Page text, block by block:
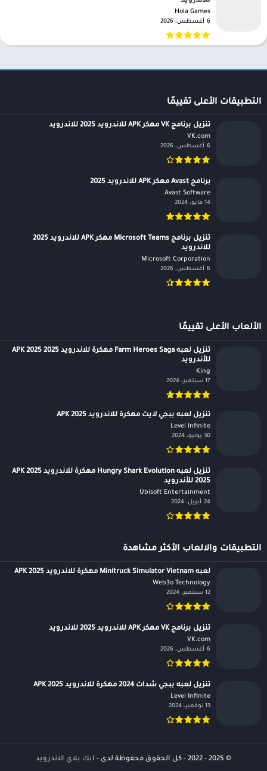
Hola Games‏
6 أغسطس، 2026
التطبيقات الأعلى تقييمًا
تنزيل برنامج VK مهكر APK للاندرويد 2025 للاندرويد
VK.com‏
6 أغسطس، 2026
برنامج Avast مهكر APK للاندرويد 2025
Avast Software‏
14 مايو، 2024
تنزيل برنامج Microsoft Teams مهكر APK للاندرويد 2025
للاندرويد
Microsoft Corporation‏
6 أغسطس، 2026
الألعاب الأعلى تقييمًا
تنزيل لعبه Farm Heroes Saga مهكرة للاندرويد APK 2025 2025
للأندرويد
King‏
17 سبتمبر، 2024
تنزيل لعبه ببجي لايت مهكرة للاندرويد APK 2025
Level Infinite‏
30 يونيو، 2024
تنزيل لعبه Hungry Shark Evolution مهكرة للاندرويد APK 2025
2025 للأندرويد
Ubisoft Entertainment‏
24 أبريل، 2024
التطبيقات والالعاب الأكثر مشاهدة
لعبه Minitruck Simulator Vietnam مهكرة للاندرويد APK 2025
Web3o Technology‏
12 سبتمبر، 2024
تنزيل برنامج VK مهكر APK للاندرويد 2025 للاندرويد
VK.com‏
6 أغسطس، 2026
تنزيل لعبه ببجي شدات 2024 مهكرة للاندرويد APK 2025
Level Infinite‏
13 نوفمبر، 2024
© 2025 - 2022 - كل الحقوق محفوظة لدى - ابك بلاي الاندرويد